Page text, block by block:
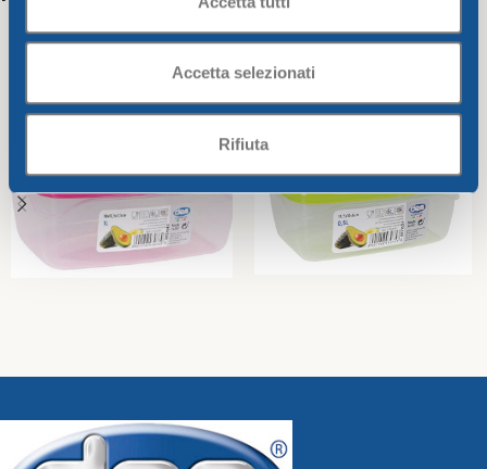
Accetta selezionati
Rifiuta
Promotions
2,44€
1,66